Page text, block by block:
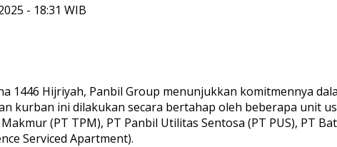
- 18:31 WIB
1446 Hijriyah, Panbil Group menunjukkan komitmennya
kurban ini dilakukan secara bertahap oleh beberapa unit
(PT TPM), PT Panbil Utilitas Sentosa (PT PUS), PT
Serviced Apartment).